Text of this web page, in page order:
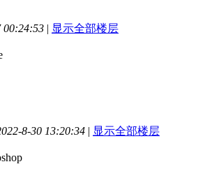
00:24:53 | 显示全部楼层
8-30 13:20:34 | 显示全部楼层